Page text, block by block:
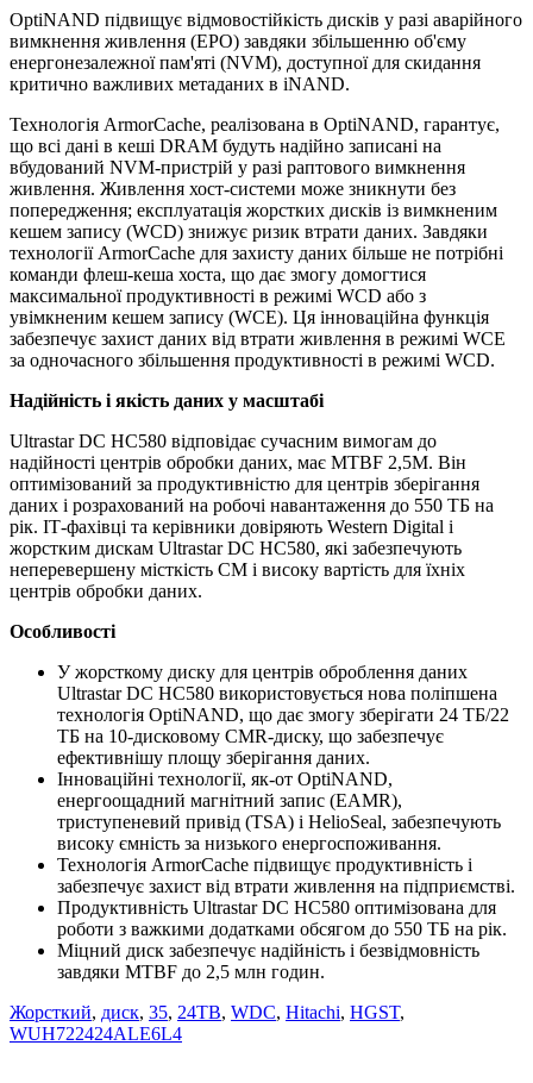
OptiNAND підвищує відмовостійкість дисків у разі аварійного
вимкнення живлення (EPO) завдяки збільшенню об'єму
енергонезалежної пам'яті (NVM), доступної для скидання
критично важливих метаданих в iNAND.
Технологія ArmorCache, реалізована в OptiNAND, гарантує,
що всі дані в кеші DRAM будуть надійно записані на
вбудований NVM-пристрій у разі раптового вимкнення
живлення. Живлення хост-системи може зникнути без
попередження; експлуатація жорстких дисків із вимкненим
кешем запису (WCD) знижує ризик втрати даних. Завдяки
технології ArmorCache для захисту даних більше не потрібні
команди флеш-кеша хоста, що дає змогу домогтися
максимальної продуктивності в режимі WCD або з
увімкненим кешем запису (WCE). Ця інноваційна функція
забезпечує захист даних від втрати живлення в режимі WCE
за одночасного збільшення продуктивності в режимі WCD.
Надійність і якість даних у масштабі
Ultrastar DC HC580 відповідає сучасним вимогам до
надійності центрів обробки даних, має MTBF 2,5M. Він
оптимізований за продуктивністю для центрів зберігання
даних і розрахований на робочі навантаження до 550 ТБ на
рік. ІТ-фахівці та керівники довіряють Western Digital і
жорстким дискам Ultrastar DC HC580, які забезпечують
неперевершену місткість CM і високу вартість для їхніх
центрів обробки даних.
Особливості
У жорсткому диску для центрів оброблення даних
Ultrastar DC HC580 використовується нова поліпшена
технологія OptiNAND, що дає змогу зберігати 24 ТБ/22
ТБ на 10-дисковому CMR-диску, що забезпечує
ефективнішу площу зберігання даних.
Інноваційні технології, як-от OptiNAND,
енергоощадний магнітний запис (EAMR),
триступеневий привід (TSA) і HelioSeal, забезпечують
високу ємність за низького енергоспоживання.
Технологія ArmorCache підвищує продуктивність і
забезпечує захист від втрати живлення на підприємстві.
Продуктивність Ultrastar DC HC580 оптимізована для
роботи з важкими додатками обсягом до 550 ТБ на рік.
Міцний диск забезпечує надійність і безвідмовність
завдяки MTBF до 2,5 млн годин.
Жорсткий, диск, 35, 24TB, WDC, Hitachi, HGST,
WUH722424ALE6L4